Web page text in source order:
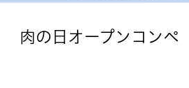
肉の日オープンコンペ